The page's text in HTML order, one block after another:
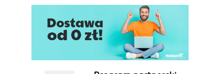
Mgła (38)
Rozdział 5. Światło (41)
Włączenie oświetlenia (41)
Światło rozproszone (43)